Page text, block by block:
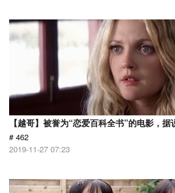
【越哥】被誉为“恋爱百科全书”的电影，据
# 462
2019-11-27 07:23